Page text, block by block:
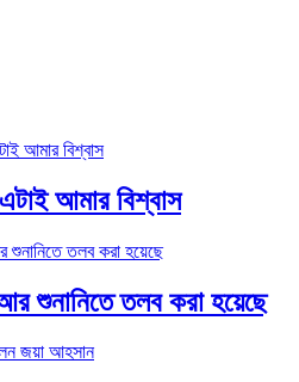
আমার বিশ্বাস
শুনানিতে তলব করা হয়েছে